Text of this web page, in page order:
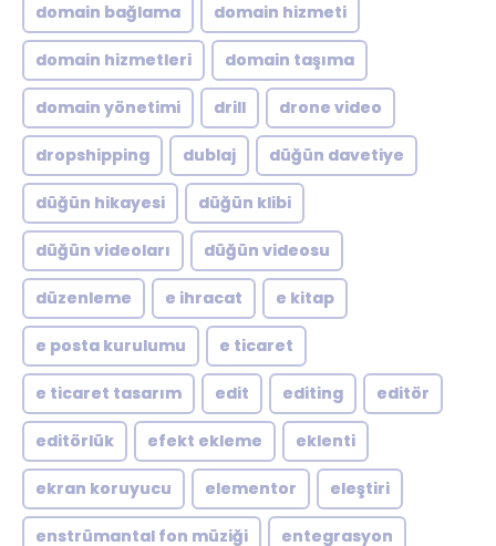
domain bağlama domain hizmeti
domain hizmetleri domain taşıma
domain yönetimi drill drone video
dropshipping dublaj düğün davetiye
düğün hikayesi düğün klibi
düğün videoları düğün videosu
düzenleme e ihracat e kitap
e posta kurulumu e ticaret
e ticaret tasarım edit editing editör
editörlük efekt ekleme eklenti
ekran koruyucu elementor eleştiri
enstrümantal fon müziği entegrasyon